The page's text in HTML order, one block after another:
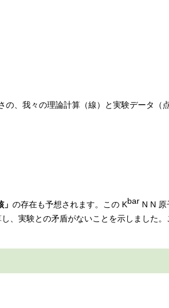
、我々の理論計算（線）と実験データ（
」の存在も予想されます。この Kbar N N
、実験との矛盾がないことを示しました。